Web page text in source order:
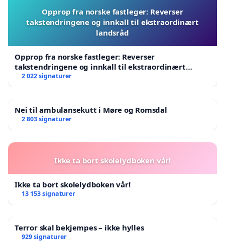
Opprop fra norske fastleger: Reverser
takstendringene og innkall til ekstraordinært
landsråd
Opprop fra norske fastleger: Reverser
takstendringene og innkall til ekstraordinært
landsråd
2 022 signaturer
Nei til ambulansekutt i Møre og Romsdal
2 803 signaturer
Ikke ta bort skolelydboken vår!
Ikke ta bort skolelydboken vår!
13 153 signaturer
Terror skal bekjempes – ikke hylles
929 signaturer